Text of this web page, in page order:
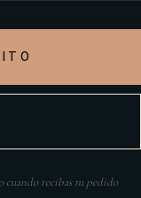
cuando recibas tu pedido